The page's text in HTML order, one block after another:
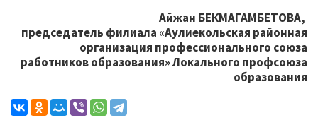
Айжан БЕКМАГАМБЕТОВА,
председатель филиала «Аулиекольская районная
организация профессионального союза
работников образования» Локального профсоюза
образования